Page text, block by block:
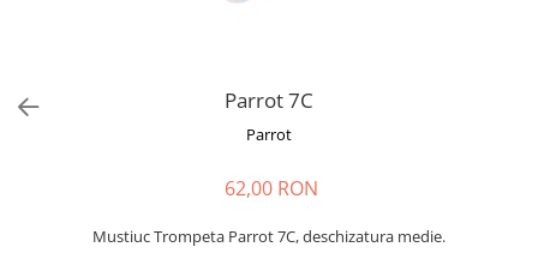
Playere si Recordere
Stabilizatoare de tensiune UPS si
Unelte Audio
Parrot 7C
Parrot
62,00 RON
Mustiuc Trompeta Parrot 7C, deschizatura medie.